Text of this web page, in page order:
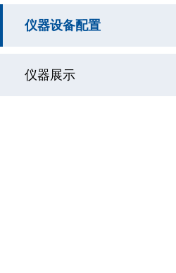
仪器设备配置
仪器展示